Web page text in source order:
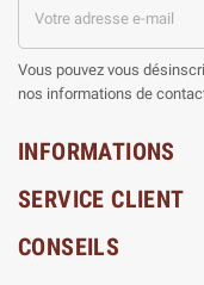
Vous pouvez vous
nos informations de
INFORMATIONS
SERVICE CLIENT
CONSEILS